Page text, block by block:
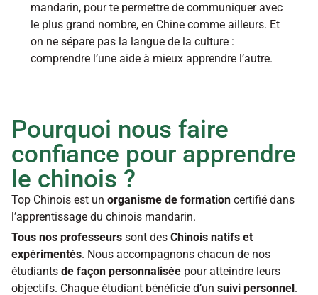
mandarin, pour te permettre de communiquer avec
le plus grand nombre, en Chine comme ailleurs. Et
on ne sépare pas la langue de la culture :
comprendre l’une aide à mieux apprendre l’autre.
Pourquoi nous faire
confiance pour apprendre
le chinois ?
Top Chinois est un organisme de formation certifié dans
l’apprentissage du chinois mandarin.
Tous nos professeurs sont des Chinois natifs et
expérimentés. Nous accompagnons chacun de nos
étudiants de façon personnalisée pour atteindre leurs
objectifs. Chaque étudiant bénéficie d’un suivi personnel.